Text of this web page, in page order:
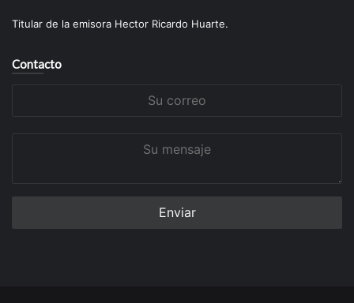
Titular de la emisora Hector Ricardo Huarte.
Contacto